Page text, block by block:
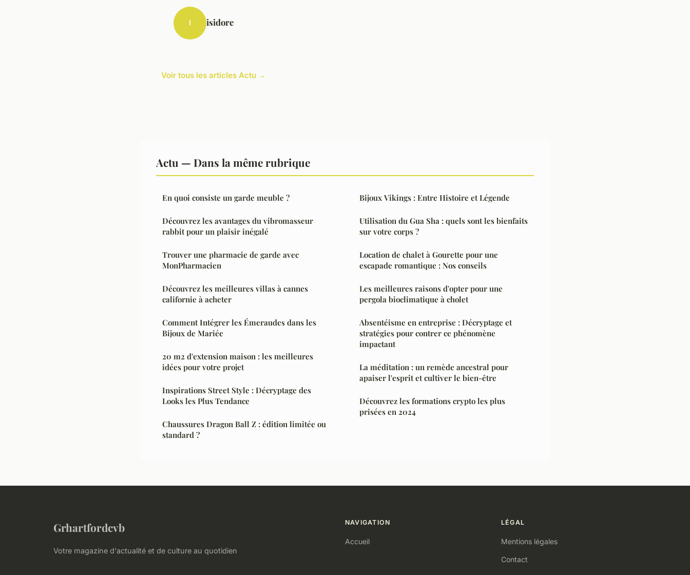
I isidore
Voir tous les articles Actu →
Actu — Dans la même rubrique
En quoi consiste un garde meuble ?
Découvrez les avantages du vibromasseur
rabbit pour un plaisir inégalé
Trouver une pharmacie de garde avec
MonPharmacien
Découvrez les meilleures villas à cannes
californie à acheter
Comment Intégrer les Émeraudes dans les
Bijoux de Mariée
20 m2 d'extension maison : les meilleures
idées pour votre projet
Inspirations Street Style : Décryptage des
Looks les Plus Tendance
Chaussures Dragon Ball Z : édition limitée ou
standard ?
Bijoux Vikings : Entre Histoire et Légende
Utilisation du Gua Sha : quels sont les bienfaits
sur votre corps ?
Location de chalet à Gourette pour une
escapade romantique : Nos conseils
Les meilleures raisons d'opter pour une
pergola bioclimatique à cholet
Absentéisme en entreprise : Décryptage et
stratégies pour contrer ce phénomène
impactant
La méditation : un remède ancestral pour
apaiser l'esprit et cultiver le bien-être
Découvrez les formations crypto les plus
prisées en 2024
Grhartfordcvb
Votre magazine d'actualité et de culture au quotidien
NAVIGATION
Accueil
LÉGAL
Mentions légales
Contact